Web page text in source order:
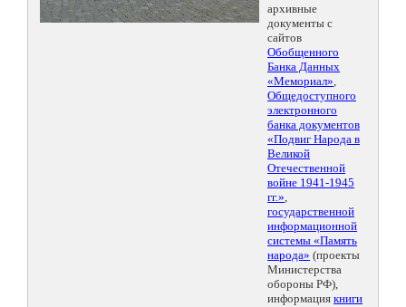
архивные
документы с
сайтов
Обобщенного
Банка Данных
«Мемориал»,
Общедоступного
электронного
банка документов
«Подвиг Народа в
Великой
Отечественной
войне 1941-1945
гг.»,
государственной
информационной
системы «Память
народа» (проекты
Министерства
обороны РФ),
информация книги